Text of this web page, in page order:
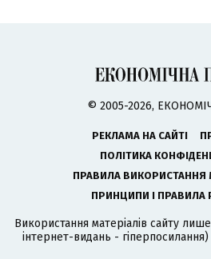
© 2005-2026,
РЕКЛАМА НА САЙТІ
ПОЛІТИКА
ПРАВИЛА ВИКОРИСТАННЯ
ПРИНЦИПИ І ПРАВИЛА
Використання матеріалів сайту
інтернет-видань -